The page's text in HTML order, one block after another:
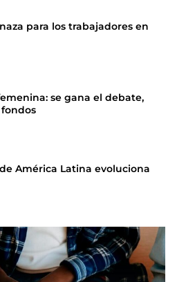
para los trabajadores en
se gana el debate,
América Latina evoluciona